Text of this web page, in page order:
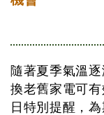
隨著夏季氣溫
換老舊家電可
日特別提醒，